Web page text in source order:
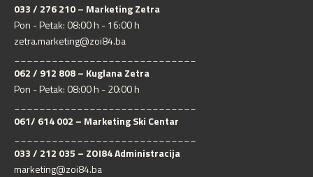
033 / 276 210 – Marketing Zetra
Pon - Petak: 08:00 h - 16:00 h
zetra.marketing@zoi84.ba
062 / 912 808 – Kuglana Zetra
Pon - Petak: 08:00 h - 20:00 h
061/ 614 002 – Marketing Ski Centar
033 / 212 035 – ZOI84 Administracija
marketing@zoi84.ba